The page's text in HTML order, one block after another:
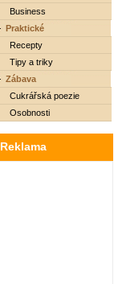
Business
Praktické
Recepty
Tipy a triky
Zábava
Cukrářská poezie
Osobnosti
Reklama